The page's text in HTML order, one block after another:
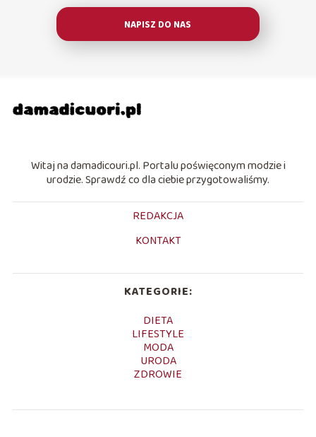
NAPISZ DO NAS
Witaj na damadicouri.pl. Portalu poświęconym modzie i
urodzie. Sprawdź co dla ciebie przygotowaliśmy.
REDAKCJA
KONTAKT
KATEGORIE:
DIETA
LIFESTYLE
MODA
URODA
ZDROWIE